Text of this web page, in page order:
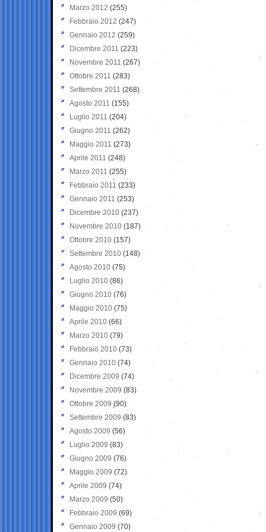
Marzo 2012 (255)
Febbraio 2012 (247)
Gennaio 2012 (259)
Dicembre 2011 (223)
Novembre 2011 (267)
Ottobre 2011 (283)
Settembre 2011 (268)
Agosto 2011 (155)
Luglio 2011 (204)
Giugno 2011 (262)
Maggio 2011 (273)
Aprile 2011 (248)
Marzo 2011 (255)
Febbraio 2011 (233)
Gennaio 2011 (253)
Dicembre 2010 (237)
Novembre 2010 (187)
Ottobre 2010 (157)
Settembre 2010 (148)
Agosto 2010 (75)
Luglio 2010 (86)
Giugno 2010 (76)
Maggio 2010 (75)
Aprile 2010 (66)
Marzo 2010 (79)
Febbraio 2010 (73)
Gennaio 2010 (74)
Dicembre 2009 (74)
Novembre 2009 (83)
Ottobre 2009 (90)
Settembre 2009 (83)
Agosto 2009 (56)
Luglio 2009 (83)
Giugno 2009 (76)
Maggio 2009 (72)
Aprile 2009 (74)
Marzo 2009 (50)
Febbraio 2009 (69)
Gennaio 2009 (70)